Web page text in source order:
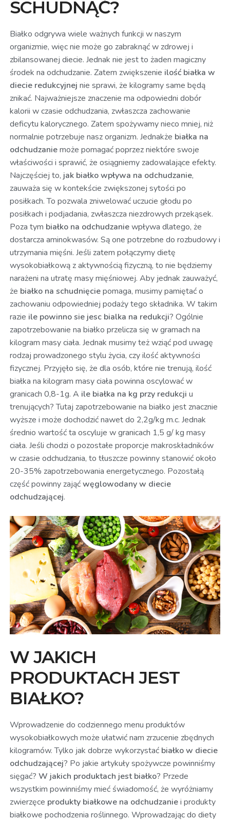
SCHUDNĄĆ?
Białko odgrywa wiele ważnych funkcji w naszym
organizmie, więc nie może go zabraknąć w zdrowej i
zbilansowanej diecie. Jednak nie jest to żaden magiczny
środek na odchudzanie. Zatem zwiększenie ilość białka w
diecie redukcyjnej nie sprawi, że kilogramy same będą
znikać. Najważniejsze znaczenie ma odpowiedni dobór
kalorii w czasie odchudzania, zwłaszcza zachowanie
deficytu kalorycznego. Zatem spożywamy nieco mniej, niż
normalnie potrzebuje nasz organizm. Jednakże białka na
odchudzaniemoże pomagać poprzez niektóre swoje
właściwości i sprawić, że osiągniemy zadowalające efekty.
Najczęściej to, jak białko wpływa na odchudzanie,
zauważa się w kontekście zwiększonej sytości po
posiłkach. To pozwala zniwelować uczucie głodu po
posiłkach i podjadania, zwłaszcza niezdrowych przekąsek.
Poza tym białko na odchudzaniewpływa dlatego, że
dostarcza aminokwasów. Są one potrzebne do rozbudowy i
utrzymania mięśni. Jeśli zatem połączymy dietę
wysokobiałkową z aktywnością fizyczną, to nie będziemy
narażeni na utratę masy mięśniowej. Aby jednak zauważyć,
że białko na schudnięciepomaga, musimy pamiętać o
zachowaniu odpowiedniej podaży tego składnika. W takim
razie ile powinno sie jesc bialka na redukcji? Ogólnie
zapotrzebowanie na białko przelicza się w gramach na
kilogram masy ciała. Jednak musimy też wziąć pod uwagę
rodzaj prowadzonego stylu życia, czy ilość aktywności
fizycznej. Przyjęło się, że dla osób, które nie trenują, ilość
białka na kilogram masy ciała powinna oscylować w
granicach 0,8-1g. A ile białka na kg przy redukcji u
trenujących? Tutaj zapotrzebowanie na białko jest znacznie
wyższe i może dochodzić nawet do 2,2g/kg m.c. Jednak
średnio wartość ta oscyluje w granicach 1,5 g/ kg masy
ciała. Jeśli chodzi o pozostałe proporcje makroskładników
w czasie odchudzania, to tłuszcze powinny stanowić około
20-35% zapotrzebowania energetycznego. Pozostałą
część powinny zająćwęglowodany w diecie
odchudzającej.
W JAKICH
PRODUKTACH JEST
BIAŁKO?
Wprowadzenie do codziennego menu produktów
wysokobiałkowych może ułatwić nam zrzucenie zbędnych
kilogramów. Tylko jak dobrze wykorzystać białko w diecie
odchudzającej? Po jakie artykuły spożywcze powinniśmy
sięgać? W jakich produktach jest białko? Przede
wszystkim powinniśmy mieć świadomość, że wyróżniamy
zwierzęce produkty białkowe na odchudzaniei produkty
białkowe pochodzenia roślinnego. Wprowadzając do diety